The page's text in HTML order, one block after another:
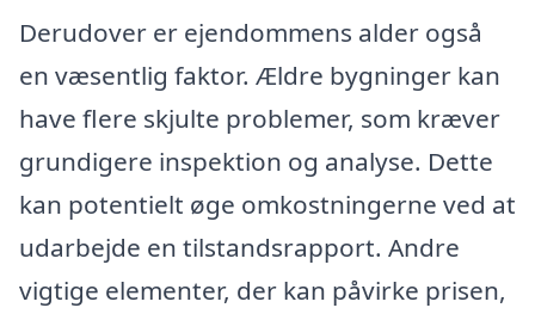
Derudover er ejendommens alder også
en væsentlig faktor. Ældre bygninger kan
have flere skjulte problemer, som kræver
grundigere inspektion og analyse. Dette
kan potentielt øge omkostningerne ved at
udarbejde en tilstandsrapport. Andre
vigtige elementer, der kan påvirke prisen,